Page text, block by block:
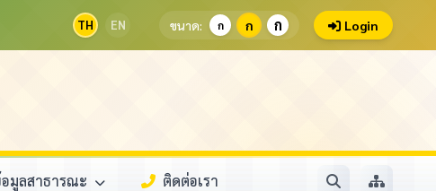
TH EN ขนาด: ก ก ก Login
มูลสาธารณะ ติดต่อเรา